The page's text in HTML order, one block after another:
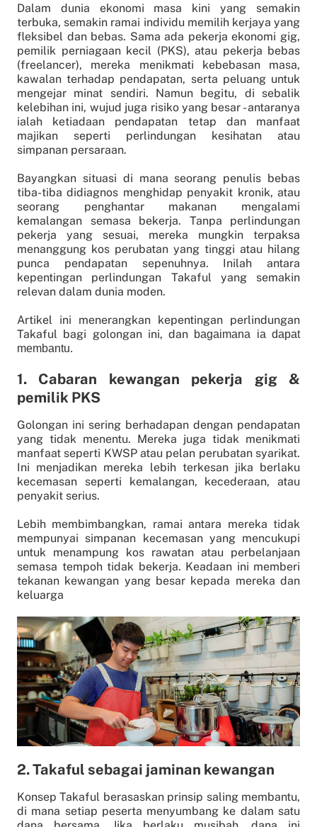
Dalam dunia ekonomi masa kini yang semakin
terbuka, semakin ramai individu memilih kerjaya yang
fleksibel dan bebas. Sama ada pekerja ekonomi gig,
pemilik perniagaan kecil (PKS), atau pekerja bebas
(freelancer), mereka menikmati kebebasan masa,
kawalan terhadap pendapatan, serta peluang untuk
mengejar minat sendiri. Namun begitu, di sebalik
kelebihan ini, wujud juga risiko yang besar - antaranya
ialah ketiadaan pendapatan tetap dan manfaat
majikan seperti perlindungan kesihatan atau
simpanan persaraan.
Bayangkan situasi di mana seorang penulis bebas
tiba-tiba didiagnos menghidap penyakit kronik, atau
seorang penghantar makanan mengalami
kemalangan semasa bekerja. Tanpa perlindungan
pekerja yang sesuai, mereka mungkin terpaksa
menanggung kos perubatan yang tinggi atau hilang
punca pendapatan sepenuhnya. Inilah antara
kepentingan perlindungan Takaful yang semakin
relevan dalam dunia moden.
Artikel ini menerangkan kepentingan perlindungan
Takaful bagi golongan ini, dan bagaimana ia dapat
membantu.
1. Cabaran kewangan pekerja gig &
pemilik PKS
Golongan ini sering berhadapan dengan pendapatan
yang tidak menentu. Mereka juga tidak menikmati
manfaat seperti KWSP atau pelan perubatan syarikat.
Ini menjadikan mereka lebih terkesan jika berlaku
kecemasan seperti kemalangan, kecederaan, atau
penyakit serius.
Lebih membimbangkan, ramai antara mereka tidak
mempunyai simpanan kecemasan yang mencukupi
untuk menampung kos rawatan atau perbelanjaan
semasa tempoh tidak bekerja. Keadaan ini memberi
tekanan kewangan yang besar kepada mereka dan
keluarga
2. Takaful sebagai jaminan kewangan
Konsep Takaful berasaskan prinsip saling membantu,
di mana setiap peserta menyumbang ke dalam satu